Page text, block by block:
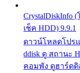
CrystalDiskInfo
เช็ค HDD) 9.9.1
ดาวน์โหลดโปรแ
ddisk ดู สถานะ
คอมพัง ดูฮาร์ดดิ